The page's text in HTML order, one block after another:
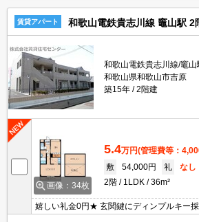
賃貸アパート 和歌山電鉄貴志川線 竈山駅 2
和歌山電鉄貴志川線/竈
和歌山県和歌山市吉原
築15年
2階建
画像：34枚
5.4万円(管理費等：
敷
54,000円 礼
なし
2階
1LDK 36m²
嬉しい礼金0円★ 玄関鍵にディンプルキー
は、賃貸住宅センターまで！！